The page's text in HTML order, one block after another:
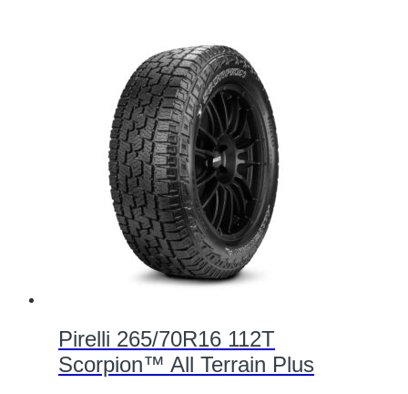
Pirelli 265/70R16 112T
Scorpion™ All Terrain Plus